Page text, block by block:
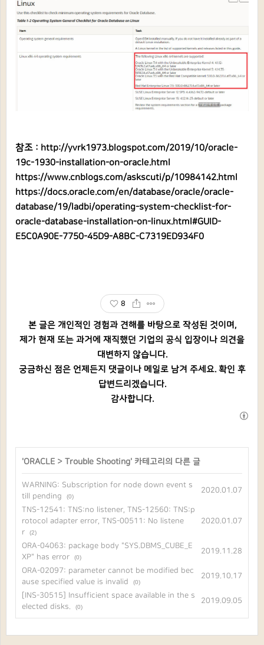
참조 : http://yvrk1973.blogspot.com/2019/10/oracle-
19c-1930-installation-on-oracle.html
https://www.cnblogs.com/askscuti/p/10984142.html
https://docs.oracle.com/en/database/oracle/oracle-
database/19/ladbi/operating-system-checklist-for-
oracle-database-installation-on-linux.html#GUID-
E5C0A90E-7750-45D9-A8BC-C7319ED934F0
8
본 글은 개인적인 경험과 견해를 바탕으로 작성된 것이며,
제가 현재 또는 과거에 재직했던 기업의 공식 입장이나 의견을
대변하지 않습니다.
궁금하신 점은 언제든지 댓글이나 메일로 남겨 주세요. 확인 후
답변드리겠습니다.
감사합니다.
'ORACLE > Trouble Shooting' 카테고리의 다른 글
WARNING: Subscription for node down event s
till pending
(0)
2020.01.07
TNS-12541: TNS:no listener, TNS-12560: TNS:p
rotocol adapter error, TNS-00511: No listene
r
(2)
2020.01.07
ORA-04063: package body "SYS.DBMS_CUBE_E
XP" has error
(0)
2019.11.28
ORA-02097: parameter cannot be modified bec
ause specified value is invalid
(0)
2019.10.17
[INS-30515] Insufficient space available in the s
elected disks.
(0)
2019.09.05